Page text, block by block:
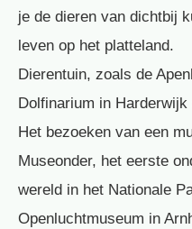
je de dieren van dichtbij
leven op het platteland.
Dierentuin, zoals de
Dolfinarium in Harderwijk
Het bezoeken van een
Museonder, het eerste
wereld in het Nationale
Openluchtmuseum in